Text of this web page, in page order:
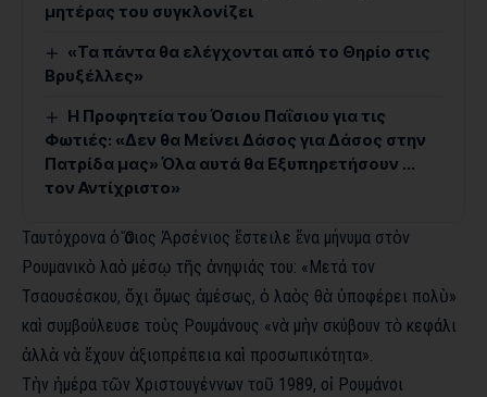
μητέρας του συγκλονίζει
«Τα πάντα θα ελέγχονται από το Θηρίο στις
Βρυξέλλες»
Η Προφητεία του Όσιου Παΐσιου για τις
Φωτιές: «Δεν θα Μείνει Δάσος για Δάσος στην
Πατρίδα μας» Όλα αυτά θα Εξυπηρετήσουν …
τον Αντίχριστο»
Ταυτόχρονα ὁ Ὅσιος Ἀρσένιος ἔστειλε ἕνα μήνυμα στὸν
Ρουμανικὸ λαὸ μέσῳ τῆς ἀνηψιάς του: «Μετά τον
Τσαουσέσκου, ὄχι ὅμως ἀμέσως, ὁ λαὸς θὰ ὑποφέρει πολὺ»
καὶ συμβούλευσε τοὺς Ρουμάνους «νὰ μὴν σκύβουν τὸ κεφάλι
ἀλλὰ νὰ ἔχουν ἀξιοπρέπεια καὶ προσωπικότητα».
Τὴν ἡμέρα τῶν Χριστουγέννων τοῦ 1989, οἱ Ρουμάνοι